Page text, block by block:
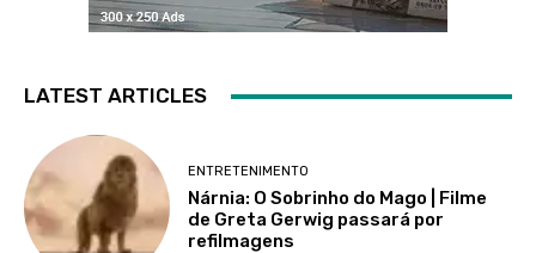
LATEST ARTICLES
ENTRETENIMENTO
Nárnia: O Sobrinho do Mago | Filme
de Greta Gerwig passará por
refilmagens